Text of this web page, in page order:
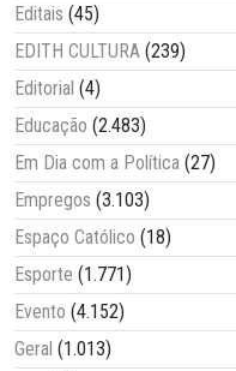
Editais (45)
EDITH CULTURA (239)
Editorial (4)
Educação (2.483)
Em Dia com a Política (27)
Empregos (3.103)
Espaço Católico (18)
Esporte (1.771)
Evento (4.152)
Geral (1.013)